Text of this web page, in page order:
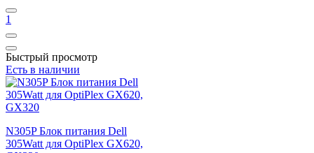
1
Быстрый просмотр
Есть в наличии
N305P Блок питания Dell
305Watt для OptiPlex GX620,